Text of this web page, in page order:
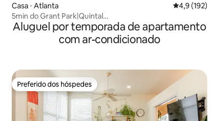
Casa ⋅ Atlanta 4,9 de uma
4,9 (192)
5min do Grant Park|Quintal
Cercado|Estacionamento|Animais de estimação
Aluguel por temporada de apartamento
com ar-condicionado
Preferido dos hóspedes
Preferido dos hóspedes